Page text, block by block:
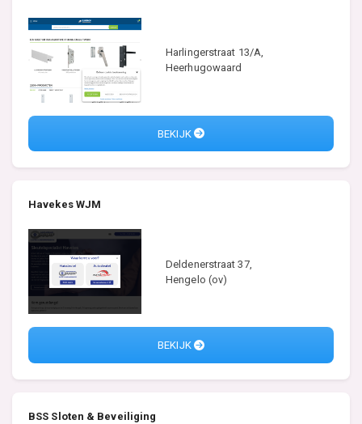
Harlingerstraat 13/A,
Heerhugowaard
BEKIJK
Havekes WJM
Deldenerstraat 37,
Hengelo (ov)
BEKIJK
BSS Sloten & Beveiliging